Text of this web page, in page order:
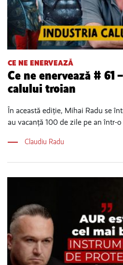
CE NE ENERVEAZĂ
Ce ne enervează # 61
calului troian
În această ediție, Mihai Radu se
au vacanță 100 de zile pe an într-o
Claudiu Radu